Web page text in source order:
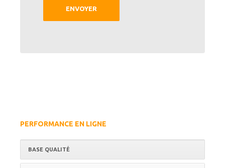
PERFORMANCE EN LIGNE
BASE QUALITÉ